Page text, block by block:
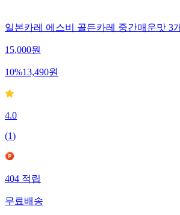
일본카레 에스비 골든카레 중간매운맛 3
15,000원
10%13,490원
4.0
(1)
404적립
무료배송